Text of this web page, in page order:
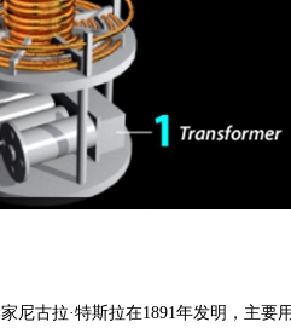
古拉·特斯拉在1891年发明，主要用